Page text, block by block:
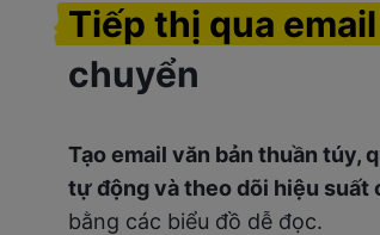
Tiếp thị qua email
chuyển
Tạo email văn bản thuần túy,
tự động và theo dõi hiệu suất
bằng các biểu đồ dễ đọc.